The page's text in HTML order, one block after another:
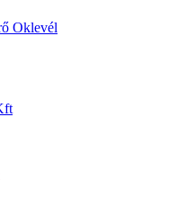
Oklevél